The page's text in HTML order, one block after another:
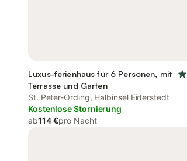
Luxus-ferienhaus für 6 Personen, mit
Terrasse und Garten
St. Peter-Ording, Halbinsel Eiderstedt
Kostenlose Stornierung
ab114 €pro Nacht